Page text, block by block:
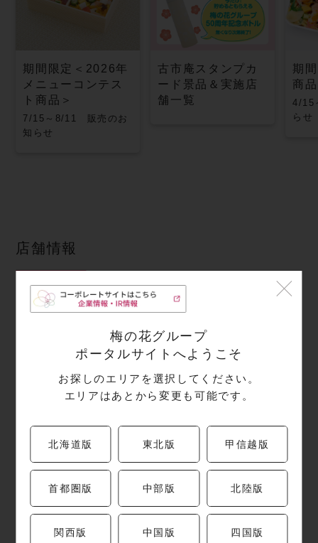
梅の花グループ
ポータルサイトへようこそ
お探しのエリアを選択してください。
エリアはあとから変更も可能です。
北海道版 東北版 甲信越版
首都圏版 中部版 北陸版
関西版 中国版 四国版
期間限定＜2026年
メニューコンテス
ト商品＞
7/15～8/11 販売のお
知らせ
古市庵スタンプカ
ード景品＆実施店
舗一覧
期
商
4/15
らせ
店舗情報
横浜市青葉区青葉台2-1-1
東急スクエアSouth-1 B1F
電話番号
045-985-8215
営業時間
施設に準ずる